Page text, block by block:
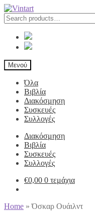
Search
for:
Μενού
Όλα
Βιβλία
Διακόσμηση
Συσκευές
Συλλογές
Διακόσμηση
Βιβλία
Συσκευές
Συλλογές
€0,00 0 τεμάχια
Home »Όσκαρ Ουάιλντ